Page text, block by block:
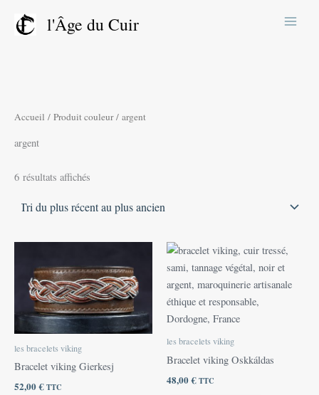
l'Âge du Cuir
Accueil / Produit couleur / argent
argent
6 résultats affichés
plus
récent
les bracelets viking
Bracelet viking Gierkesj
52,00€TTC
les bracelets viking
Bracelet viking Oskkáldas
48,00€TTC